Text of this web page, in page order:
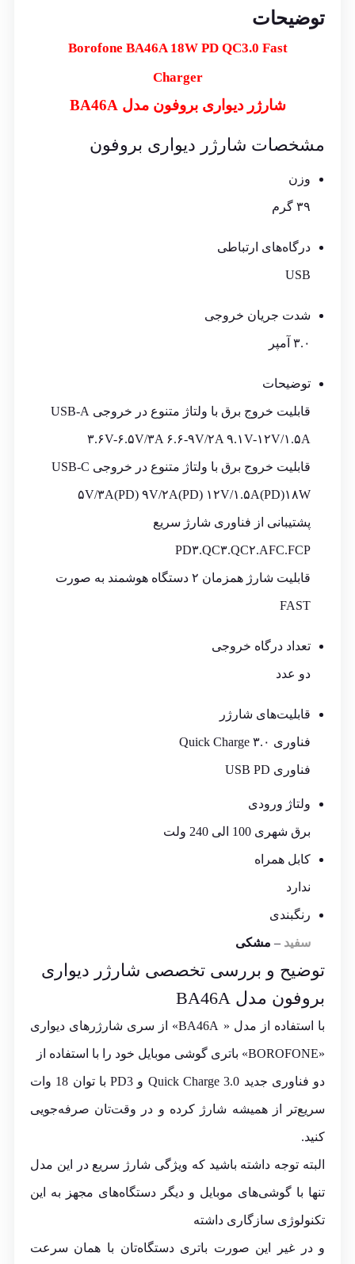
توضیحات
Borofone BA46A 18W PD QC3.0 Fast
Charger
شارژر دیواری بروفون مدل BA46A
مشخصات شارژر دیواری بروفون
وزن
۳۹ گرم
درگاه‌های ارتباطی
USB
شدت جریان خروجی
۳.۰ آمپر
توضیحات
قابلیت خروج برق با ولتاژ متنوع در خروجی USB-A
۳.۶V-۶.۵V/۳A ۶.۶-۹V/۲A ۹.۱V-۱۲V/۱.۵A
قابلیت خروج برق با ولتاژ متنوع در خروجی USB-C
۵V/۳A(PD) ۹V/۲A(PD) ۱۲V/۱.۵A(PD)۱۸W
پشتیبانی از فناوری شارژ سریع
PD۳.QC۳.QC۲.AFC.FCP
قابلیت شارژ همزمان ۲ دستگاه هوشمند به صورت
FAST
تعداد درگاه خروجی
دو عدد
قابلیت‌های شارژر
فناوری Quick Charge ۳.۰
فناوری USB PD
ولتاژ ورودی
برق شهری 100 الی 240 ولت
کابل همراه
ندارد
رنگبندی
سفید – مشکی
توضیح و بررسی تخصصی شارژر دیواری
بروفون مدل BA46A
با استفاده از مدل « BA46A» از سری شارژرهای دیواری‌
«BOROFONE» باتری گوشی موبایل خود را با استفاده از
دو فناوری جدید 3.0 Quick Charge و PD3 با توان 18 وات
سریع‌تر از همیشه شارژ کرده و در وقت‌تان صرفه‌جویی
کنید.
البته توجه داشته باشید که ویژگی شارژ سریع در این مدل
تنها با گوشی‌های موبایل و دیگر دستگاه‌های مجهز به این
تکنولوژی سازگاری داشته
و در غیر این صورت باتری دستگاه‌تان با همان سرعت